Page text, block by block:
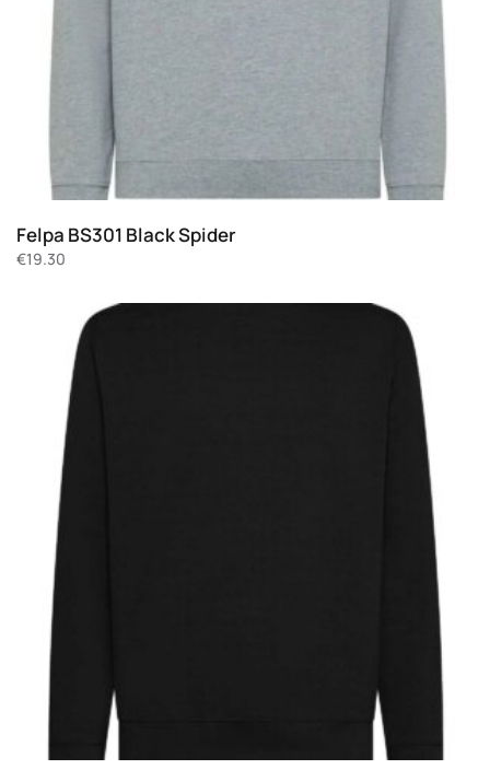
Felpa BS301 Black Spider
€19.30